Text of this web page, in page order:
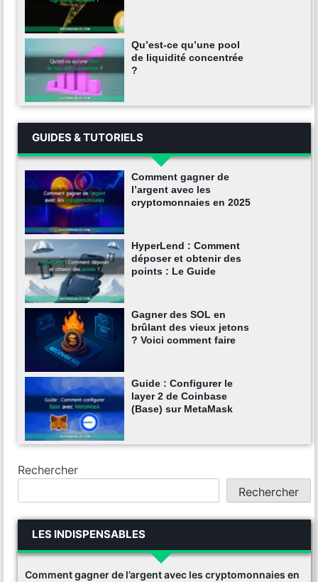
Qu’est-ce qu’une pool
de liquidité concentrée
?
GUIDES & TUTORIELS
Comment gagner de
l’argent avec les
cryptomonnaies en 2025
HyperLend : Comment
déposer et obtenir des
points : Le Guide
Gagner des SOL en
brûlant des vieux jetons
? Voici comment faire
Guide : Configurer le
layer 2 de Coinbase
(Base) sur MetaMask
Rechercher
Rechercher
LES INDISPENSABLES
Comment gagner de l’argent avec les cryptomonnaies en